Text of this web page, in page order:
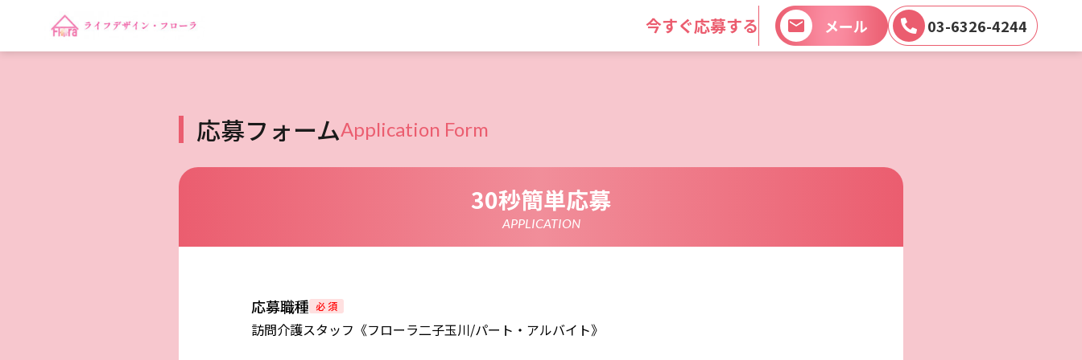
今すぐ応募する メール 03-6326-4244
応募フォームApplication Form
30秒簡単応募
APPLICATION
応募職種 必 須
訪問介護スタッフ《フローラ二子玉川/パート・アルバイト》